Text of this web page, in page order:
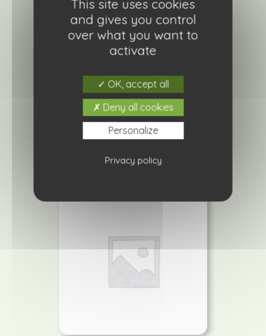
Tomate Pyros
0,90€
Ajouter à ma liste de courses
This site uses cookies
and gives you control
over what you want to
activate
OK, accept all
Deny all cookies
Personalize
Privacy policy